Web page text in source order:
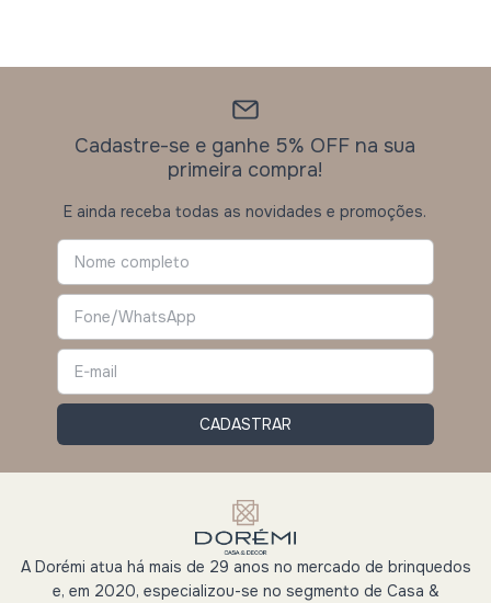
Cadastre-se e ganhe 5% OFF na sua
primeira compra!
E ainda receba todas as novidades e promoções.
A Dorémi atua há mais de 29 anos no mercado de brinquedos
e, em 2020, especializou-se no segmento de Casa &